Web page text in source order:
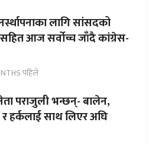
लागि सांसदको
आज सर्वोच्च जाँदै कांग्रेस-
पहिले
पराजुली भन्छन्- बालेन,
हर्कलाई साथ लिएर अघि